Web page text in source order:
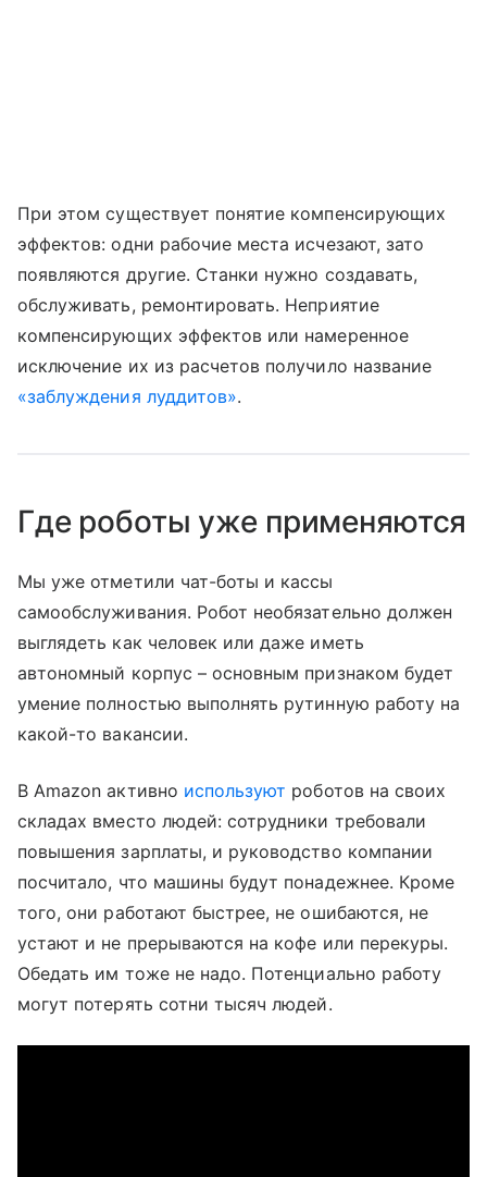
При этом существует понятие компенсирующих
эффектов: одни рабочие места исчезают, зато
появляются другие. Станки нужно создавать,
обслуживать, ремонтировать. Неприятие
компенсирующих эффектов или намеренное
исключение их из расчетов получило название
«заблуждения луддитов».
Где роботы уже применяются
Мы уже отметили чат-боты и кассы
самообслуживания. Робот необязательно должен
выглядеть как человек или даже иметь
автономный корпус – основным признаком будет
умение полностью выполнять рутинную работу на
какой-то вакансии.
В Amazon активно используют роботов на своих
складах вместо людей: сотрудники требовали
повышения зарплаты, и руководство компании
посчитало, что машины будут понадежнее. Кроме
того, они работают быстрее, не ошибаются, не
устают и не прерываются на кофе или перекуры.
Обедать им тоже не надо. Потенциально работу
могут потерять сотни тысяч людей.